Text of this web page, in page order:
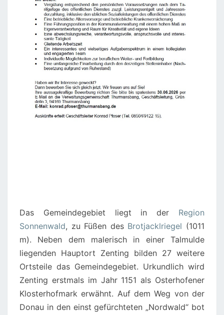
Das Gemeindegebiet liegt in der Region
Sonnenwald, zu Füßen des Brotjacklriegel (1011
m). Neben dem malerisch in einer Talmulde
liegenden Hauptort Zenting bilden 27 weitere
Ortsteile das Gemeindegebiet. Urkundlich wird
Zenting erstmals im Jahr 1151 als Osterhofener
Klosterhofmark erwähnt. Auf dem Weg von der
Donau in den einst gefürchteten „Nordwald“ bot